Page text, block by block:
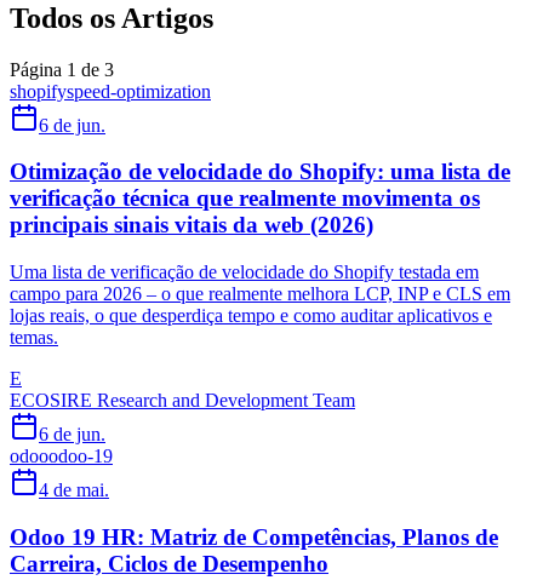
Todos os Artigos
Página 1 de 3
shopifyspeed-optimization
6 de jun.
Otimização de velocidade do Shopify: uma lista de
verificação técnica que realmente movimenta os
principais sinais vitais da web (2026)
Uma lista de verificação de velocidade do Shopify testada em
campo para 2026 – o que realmente melhora LCP, INP e CLS em
lojas reais, o que desperdiça tempo e como auditar aplicativos e
temas.
E
ECOSIRE Research and Development Team
6 de jun.
odooodoo-19
4 de mai.
Odoo 19 HR: Matriz de Competências, Planos de
Carreira, Ciclos de Desempenho